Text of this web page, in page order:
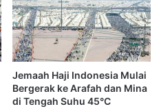
Jemaah Haji Indonesia Mulai
Bergerak ke Arafah dan Mina
di Tengah Suhu 45°C